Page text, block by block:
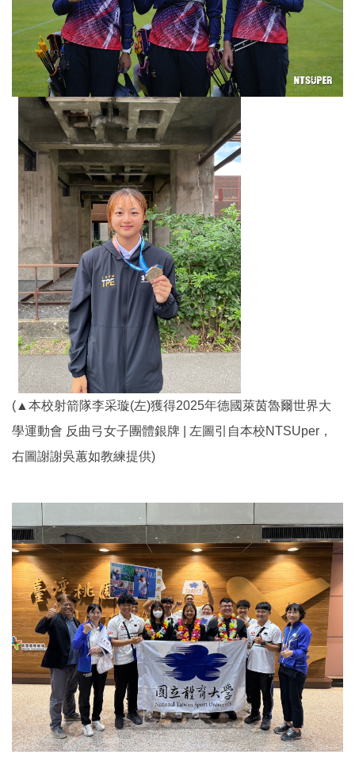
(▲本校射箭隊李采璇(左)獲得2025年德國萊茵魯爾世界大
學運動會 反曲弓女子團體銀牌 | 左圖引自本校NTSUper，
右圖謝謝吳蕙如教練提供)